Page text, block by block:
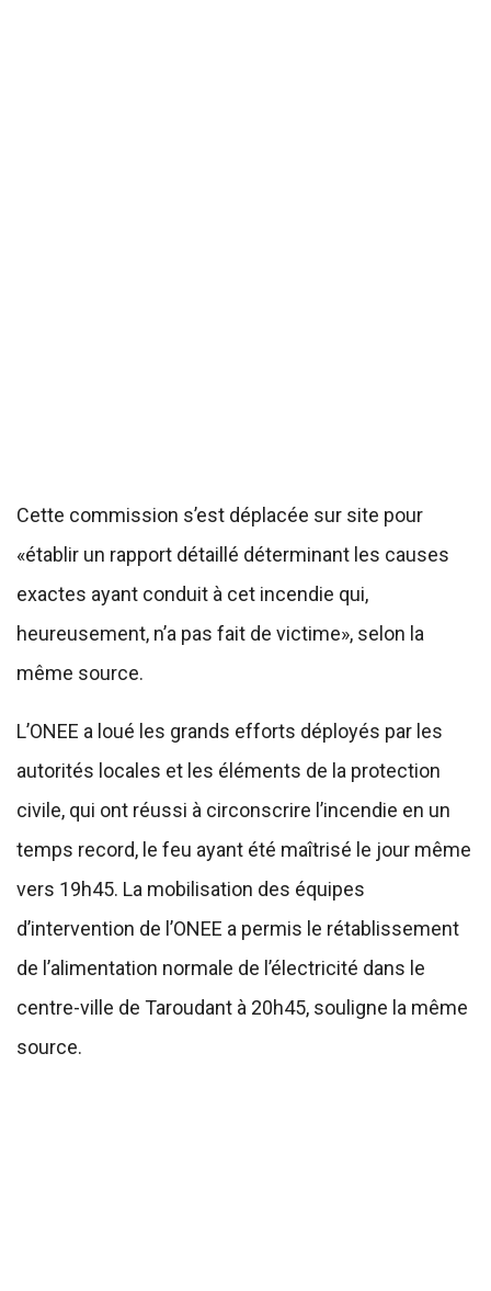
Cette commission s’est déplacée sur site pour
«établir un rapport détaillé déterminant les causes
exactes ayant conduit à cet incendie qui,
heureusement, n’a pas fait de victime», selon la
même source.
L’ONEE a loué les grands efforts déployés par les
autorités locales et les éléments de la protection
civile, qui ont réussi à circonscrire l’incendie en un
temps record, le feu ayant été maîtrisé le jour même
vers 19h45. La mobilisation des équipes
d’intervention de l’ONEE a permis le rétablissement
de l’alimentation normale de l’électricité dans le
centre-ville de Taroudant à 20h45, souligne la même
source.